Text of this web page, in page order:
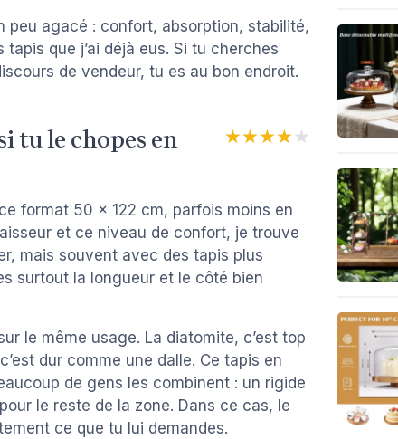
peu agacé : confort, absorption, stabilité,
que j’ai déjà eus. Si tu cherches
de vendeur, tu es au bon endroit.
tu le chopes en ★★★★★
★★★★★
format 50 x 122 cm, parfois moins en
et ce niveau de confort, je trouve
mais souvent avec des tapis plus
surtout la longueur et le côté bien
le même usage. La diatomite, c’est top
dur comme une dalle. Ce tapis en
de gens les combinent : un rigide
le reste de la zone. Dans ce cas, le
ce que tu lui demandes.